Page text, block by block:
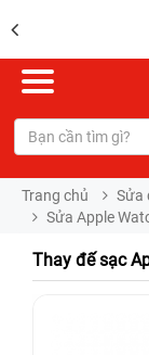
Trang chủ Sửa
Sửa Apple
Thay đế sạc